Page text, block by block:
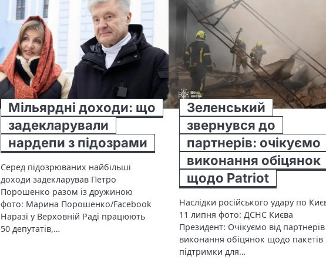
Мільярдні доходи: що
задекларували
нардепи з підозрами
Серед підозрюваних найбільші
доходи задекларував Петро
Порошенко разом із дружиною
фото: Марина Порошенко/Facebook
Наразі у Верховній Раді працюють
50 депутатів,…
Зеленський
звернувся до
партнерів: очікуємо
виконання обіцянок
щодо Patriot
Наслідки російського удару по
11 липня фото: ДСНС Києва
Президент: Очікуємо від партнерів
виконання обіцянок щодо пакетів
підтримки для…